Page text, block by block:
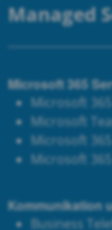
Managed
Microsoft 365
Microsoft 365
Microsoft
Microsoft
Microsoft
Kommunikation
Business